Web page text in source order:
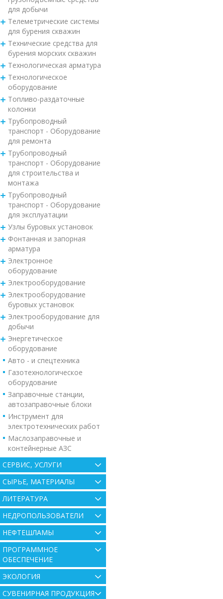
для добычи
Телеметрические системы
для бурения скважин
Технические средства для
бурения морских скважин
Технологическая арматура
Технологическое
оборудование
Топливо-раздаточные
колонки
Трубопроводный
транспорт - Оборудование
для ремонта
Трубопроводный
транспорт - Оборудование
для строительства и
монтажа
Трубопроводный
транспорт - Оборудование
для эксплуатации
Узлы буровых установок
Фонтанная и запорная
арматура
Электронное
оборудование
Электрооборудование
Электрооборудование
буровых установок
Электрооборудование для
добычи
Энергетическое
оборудование
Авто - и спецтехника
Газотехнологическое
оборудование
Заправочные станции,
автозаправочные блоки
Инструмент для
электротехнических работ
Маслозаправочные и
контейнерные АЗС
СЕРВИС, УСЛУГИ
СЫРЬЕ, МАТЕРИАЛЫ
ЛИТЕРАТУРА
НЕДРОПОЛЬЗОВАТЕЛИ
НЕФТЕШЛАМЫ
ПРОГРАММНОЕ
ОБЕСПЕЧЕНИЕ
ЭКОЛОГИЯ
СУВЕНИРНАЯ ПРОДУКЦИЯ